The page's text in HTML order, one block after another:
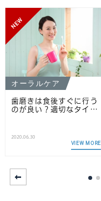
NEW
オーラルケア
歯磨きは食後すぐに行う
のが良い？適切なタイ…
2020.06.30
VIEW MORE